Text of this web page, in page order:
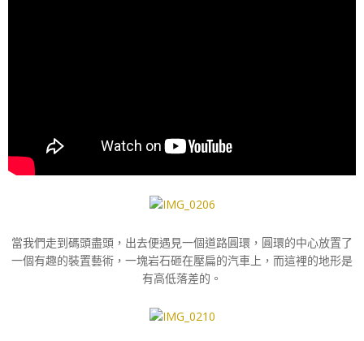
當我們走到碼頭盡頭，出去便遇見一個道路圓環，圓環的中心放置了
一個有趣的裝置藝術，一塊岩石砸在壓扁的汽車上，而這裡的地形是
有高低落差的。